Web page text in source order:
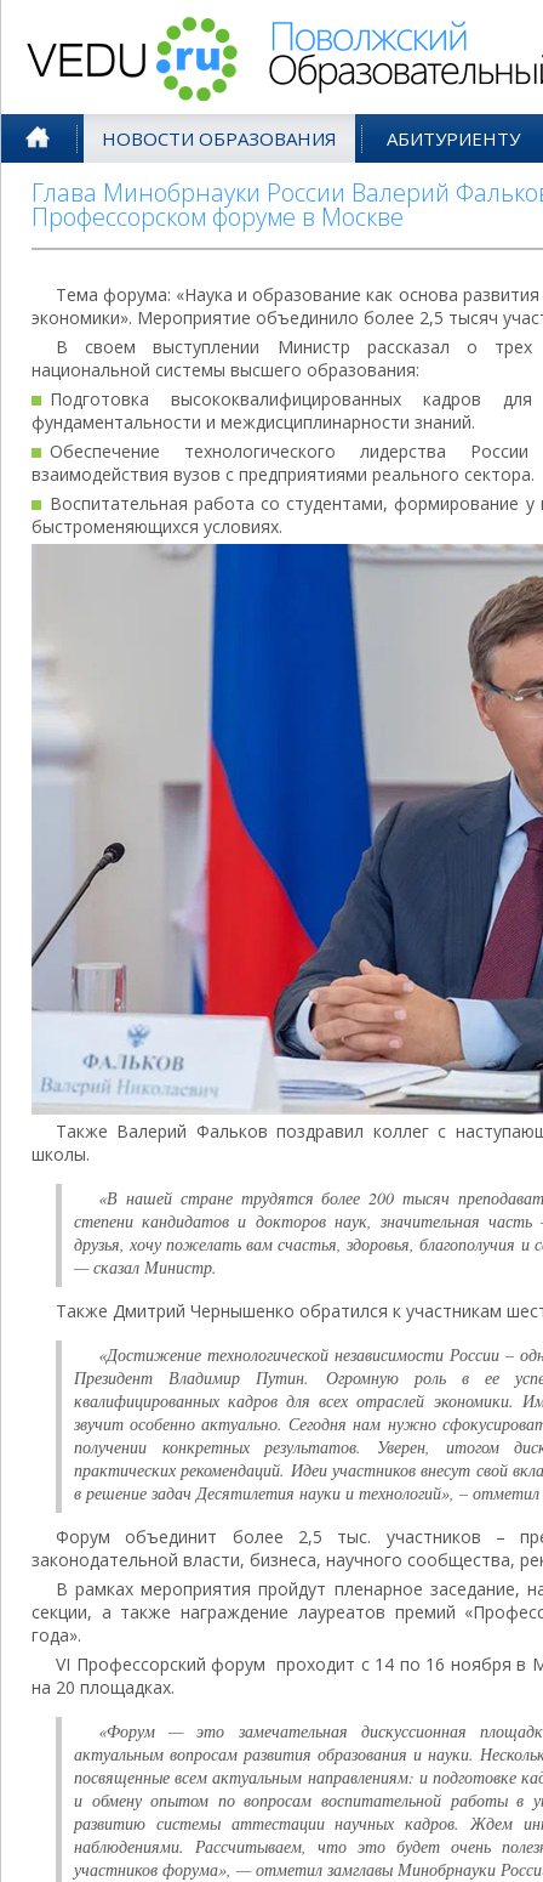
НОВОСТИ ОБРАЗОВАНИЯ АБИТУРИЕНТУ
Глава Минобрнауки России Валерий
Профессорском форуме в Москве
Тема форума: «Наука и образование как основа
экономики». Мероприятие объединило более 2,5 тысяч
В своем выступлении Министр рассказал о трех
национальной системы высшего образования:
Подготовка высококвалифицированных кадров
фундаментальности и междисциплинарности знаний.
Обеспечение технологического лидерства
взаимодействия вузов с предприятиями реального сектора.
Воспитательная работа со студентами, формирование
быстроменяющихся условиях.
Также Валерий Фальков поздравил коллег с
школы.
«В нашей стране трудятся более 200 тысяч
степени кандидатов и докторов наук, значительная часть
друзья, хочу пожелать вам счастья, здоровья, благополучия и
— сказал Министр.
Также Дмитрий Чернышенко обратился к участникам
«Достижение технологической независимости России –
Президент Владимир Путин. Огромную роль в ее
квалифицированных кадров для всех отраслей
звучит особенно актуально. Сегодня нам нужно
получении конкретных результатов. Уверен, итогом
практических рекомендаций. Идеи участников внесут свой
в решение задач Десятилетия науки и технологий», – отметил
Форум объединит более 2,5 тыс. участников –
законодательной власти, бизнеса, научного сообщества,
В рамках мероприятия пройдут пленарное заседание,
секции, а также награждение лауреатов премий
года».
VI Профессорский форум проходит с 14 по 16 ноября в
на 20 площадках.
«Форум — это замечательная дискуссионная
актуальным вопросам развития образования и науки.
посвященные всем актуальным направлениям: и подготовке
и обмену опытом по вопросам воспитательной работы в
развитию системы аттестации научных кадров. Ждем
наблюдениями. Рассчитываем, что это будет очень
участников форума», — отметил замглавы Минобрнауки